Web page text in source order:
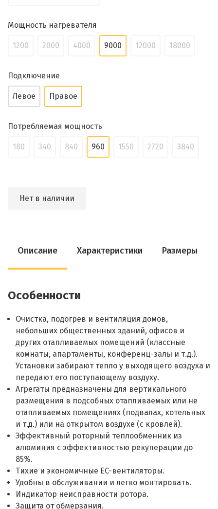
Мощность нагревателя
1200 2000 4000 9000 12000 18000
Подключение
Левое Правое
Потребляемая мощность
180 340 840 960 1550 2720 3840
Нет в наличии
Описание Характеристики Размеры
Особенности
Очистка, подогрев и вентиляция домов,
небольших общественных зданий, офисов и
других отапливаемых помещений (классные
комнаты, апартаменты, конференц-залы и т.д.).
Установки забирают тепло у выходящего воздуха и
передают его поступающему воздуху.
Агрегаты предназначены для вертикального
размещения в подсобных отапливаемых или не
отапливаемых помещениях (подвалах, котельных
и т.д.) или на открытом воздухе (с кровлей).
Эффективный роторный теплообменник из
алюминия с эффективностью рекуперации до
85%.
Тихие и экономичные EC-вентиляторы.
Удобны в обслуживании и легко монтировать.
Индикатор неисправности ротора.
Защита от обмерзания.